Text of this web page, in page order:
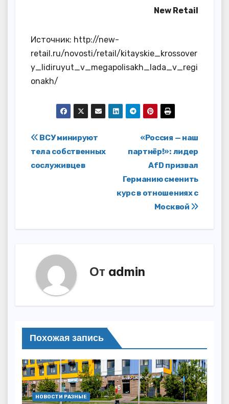
New Retail
Источник: http://new-
retail.ru/novosti/retail/kitayskie_krossover
y_lidiruyut_v_megapolisakh_lada_v_regi
onakh/
Навигация
по
«Россия — наш
партнёр!»: лидер
AfD призвал
Германию сменить
курс в отношениях с
Москвой
ВСУ минируют
тела собственных
сослуживцев
От admin
Похожая запись
НОВОСТИ РАЗНЫЕ